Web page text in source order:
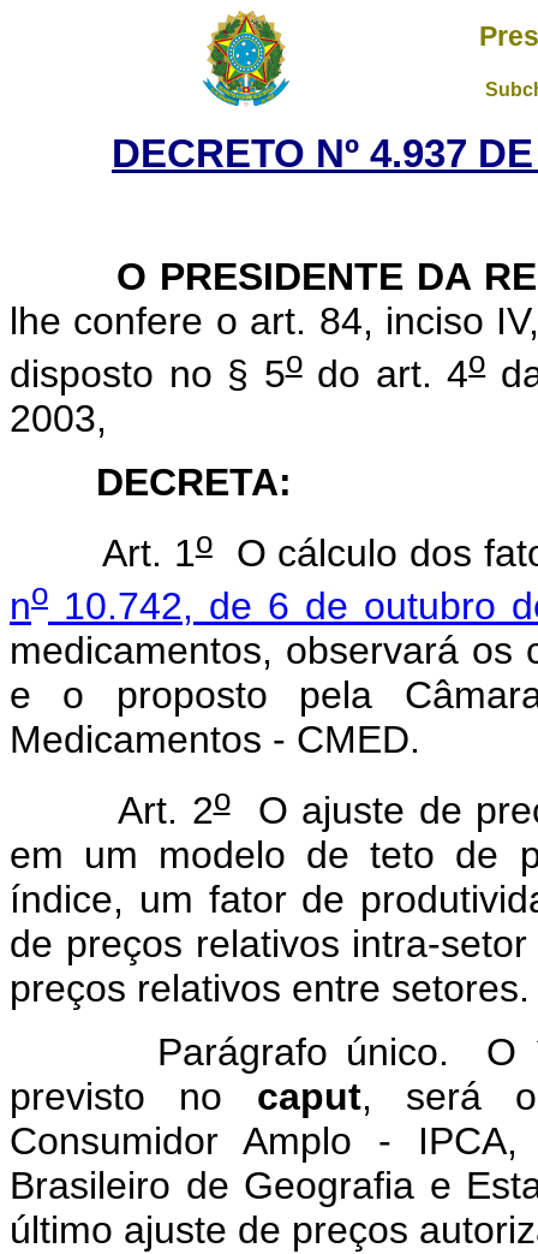
DECRETO Nº 4.937
O PRESIDENTE DA
lhe confere o art. 84, inciso
disposto no § 5odo art. 4o
2003,
DECRETA:
Art. 1oO cálculo dos
no 10.742, de 6 de outubro
medicamentos, observará os
e o proposto pela
Medicamentos - CMED.
Art. 2oO ajuste de
em um modelo de teto de
índice, um fator de
de preços relativos intra-
preços relativos entre setores.
Parágrafo único. O
previsto no caput, será o
Consumidor Amplo -
Brasileiro de Geografia e
último ajuste de preços